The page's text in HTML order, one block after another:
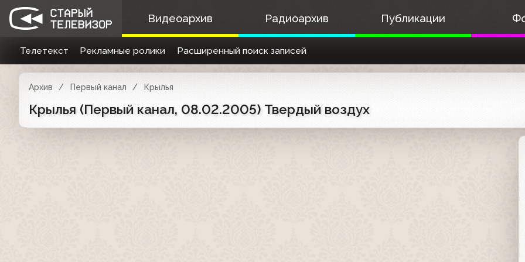
Видеоархив Радиоархив Публикации
Телетекст Рекламные ролики Расширенный поиск записей
Архив Первый канал Крылья
Крылья (Первый канал, 08.02.2005) Твердый воздух